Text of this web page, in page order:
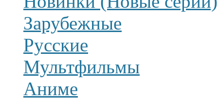
Зарубежные
Русские
Мультфильмы
Аниме